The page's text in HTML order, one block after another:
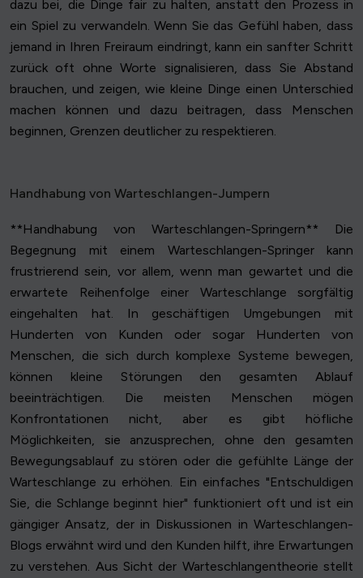
dazu bei, die Dinge fair zu halten, anstatt den Prozess in
ein Spiel zu verwandeln. Wenn Sie das Gefühl haben, dass
jemand in Ihren Freiraum eindringt, kann ein sanfter Schritt
zurück oft ohne Worte signalisieren, dass Sie Abstand
brauchen, und zeigen, wie kleine Dinge einen Unterschied
machen können und dazu beitragen, dass Menschen
beginnen, Grenzen deutlicher zu respektieren.
Handhabung von Warteschlangen-Jumpern
**Handhabung von Warteschlangen-Springern** Die
Begegnung mit einem Warteschlangen-Springer kann
frustrierend sein, vor allem, wenn man gewartet und die
erwartete Reihenfolge einer Warteschlange sorgfältig
eingehalten hat. In geschäftigen Umgebungen mit
Hunderten von Kunden oder sogar Hunderten von
Menschen, die sich durch komplexe Systeme bewegen,
können kleine Störungen den gesamten Ablauf
beeinträchtigen. Die meisten Menschen mögen
Konfrontationen nicht, aber es gibt höfliche
Möglichkeiten, sie anzusprechen, ohne den gesamten
Bewegungsablauf zu stören oder die gefühlte Länge der
Warteschlange zu erhöhen. Ein einfaches "Entschuldigen
Sie, die Schlange beginnt hier" funktioniert oft und ist ein
gängiger Ansatz, der in Diskussionen in Warteschlangen-
Blogs erwähnt wird und den Kunden hilft, ihre Erwartungen
zu verstehen. Aus Sicht der Warteschlangentheorie stellt